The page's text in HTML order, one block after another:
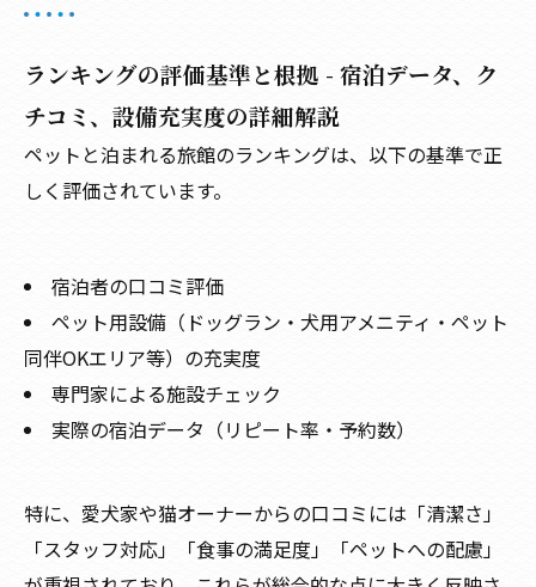
ランキングの評価基準と根拠 - 宿泊データ、ク
チコミ、設備充実度の詳細解説
ペットと泊まれる旅館のランキングは、以下の基準で正
しく評価されています。
宿泊者の口コミ評価
ペット用設備（ドッグラン・犬用アメニティ・ペット
同伴OKエリア等）の充実度
専門家による施設チェック
実際の宿泊データ（リピート率・予約数）
特に、愛犬家や猫オーナーからの口コミには「清潔さ」
「スタッフ対応」「食事の満足度」「ペットへの配慮」